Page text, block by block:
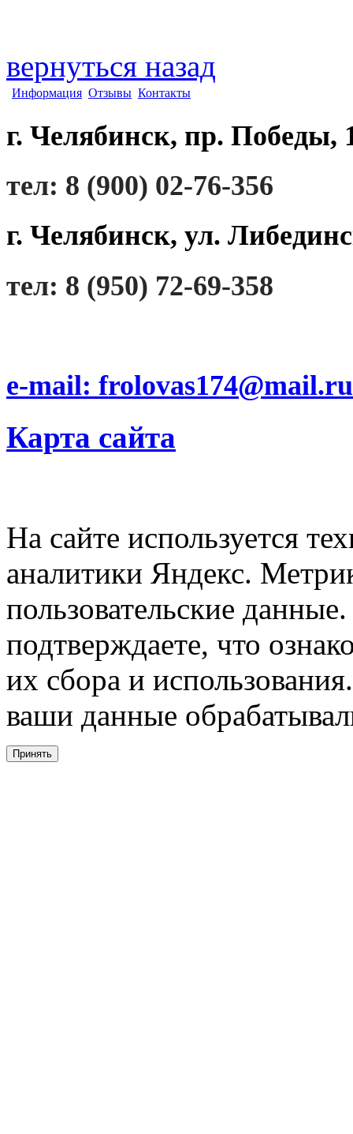
вернуться назад
Информация Отзывы Контакты
г. Челябинск, пр. Победы,
тел: 8 (900) 02-76-356
г. Челябинск, ул.
тел: 8 (950) 72-69-358
e-mail: frolovas174@mail.ru
Карта сайта
На сайте используется
аналитики Яндекс.
пользовательские
подтверждаете, что
их сбора и
ваши данные
Принять